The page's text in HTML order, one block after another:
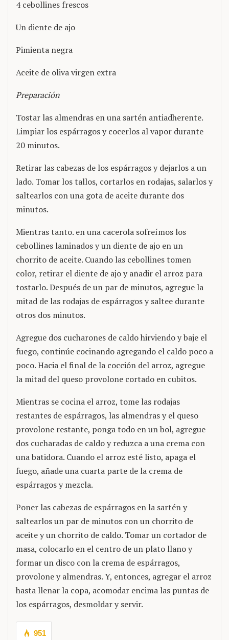
4 cebollines frescos
Un diente de ajo
Pimienta negra
Aceite de oliva virgen extra
Preparación
Tostar las almendras en una sartén antiadherente.
Limpiar los espárragos y cocerlos al vapor durante
20 minutos.
Retirar las cabezas de los espárragos y dejarlos a un
lado. Tomar los tallos, cortarlos en rodajas, salarlos y
saltearlos con una gota de aceite durante dos
minutos.
Mientras tanto. en una cacerola sofreímos los
cebollines laminados y un diente de ajo en un
chorrito de aceite. Cuando las cebollines tomen
color, retirar el diente de ajo y añadir el arroz para
tostarlo. Después de un par de minutos, agregue la
mitad de las rodajas de espárragos y saltee durante
otros dos minutos.
Agregue dos cucharones de caldo hirviendo y baje el
fuego, continúe cocinando agregando el caldo poco a
poco. Hacia el final de la cocción del arroz, agregue
la mitad del queso provolone cortado en cubitos.
Mientras se cocina el arroz, tome las rodajas
restantes de espárragos, las almendras y el queso
provolone restante, ponga todo en un bol, agregue
dos cucharadas de caldo y reduzca a una crema con
una batidora. Cuando el arroz esté listo, apaga el
fuego, añade una cuarta parte de la crema de
espárragos y mezcla.
Poner las cabezas de espárragos en la sartén y
saltearlos un par de minutos con un chorrito de
aceite y un chorrito de caldo. Tomar un cortador de
masa, colocarlo en el centro de un plato llano y
formar un disco con la crema de espárragos,
provolone y almendras. Y, entonces, agregar el arroz
hasta llenar la copa, acomodar encima las puntas de
los espárragos, desmoldar y servir.
951